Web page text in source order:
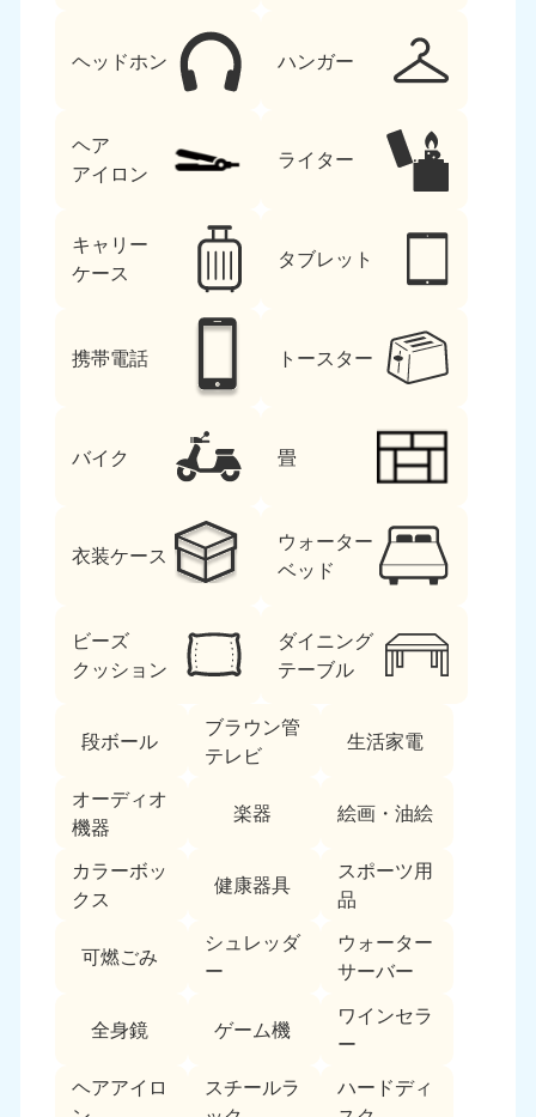
ヘッドホン ハンガー
ヘア
アイロン
ライター
キャリー
ケース
タブレット
携帯電話 トースター
バイク 畳
衣装ケース
ウォーター
ベッド
ビーズ
クッション
ダイニング
テーブル
段ボール
ブラウン管
テレビ
生活家電
オーディオ
機器
楽器 絵画・油絵
カラーボッ
クス
健康器具
スポーツ用
品
可燃ごみ
シュレッダ
ー
ウォーター
サーバー
全身鏡 ゲーム機
ワインセラ
ー
ヘアアイロ
スチールラ
ハードディ
050-1881-5277
9:00〜19:00 年中無休
050-1881-5276
9:00〜19:00 年中無休
岩手県
050-1881-5274
秋田県
050-1881-5275
050-1881-5273
9:00〜19:00 年中無休
宮城県
050-1881-5272
9:00〜19:00 年中無休